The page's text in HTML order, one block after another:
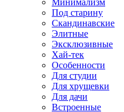
Минимализм
Под старину
Скандинавские
Элитные
Эксклюзивные
Хай-тек
Особенности
Для студии
Для хрущевки
Для дачи
Встроенные